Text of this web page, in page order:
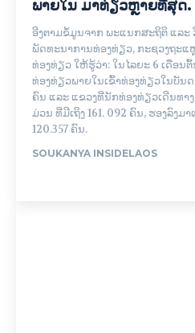
ພາຍໃນ ມາທ່ຽວຫຼາຍທີ່ສຸດ.
ອີງຕາມຂໍ້ມູນຈາກ ພະແນກສະຖິຕິ ແລະ
ພັດທະນາການທ່ອງທ່ຽວ, ກະຊວງຖະແ
ທ່ອງທ່ຽວ ໃຫ້ຮູ້ວ່າ: ໃນໄລຍະ 6 ເດືອນ
ທ່ອງທ່ຽວພາຍໃນເຂົ້າທ່ອງທ່ຽວໃນບັນດ
ຄົນ ແລະ ແຂວງທີ່ນັກທ່ອງທ່ຽວເດີນທາ
ມ່ວນ ທີ່ມີເຖິງ 161. 092 ຄົນ, ຮອງລົງ
120.357 ຄົນ.
SOUKANYA INSIDELAOS